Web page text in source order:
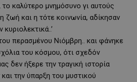
το καλύτερο μνημόσυνο γι αυτούς
και η τότε κοινωνία, αδίκησαν
περασμένου Νιόμβρη.. και φάνηκε
του κόσμου, ότι σχεδόν
δεν ήξερε την τραγική ιστορία
την ύπαρξη του μυστικού